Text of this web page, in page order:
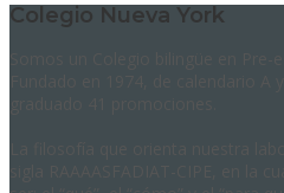
Colegio Nueva York